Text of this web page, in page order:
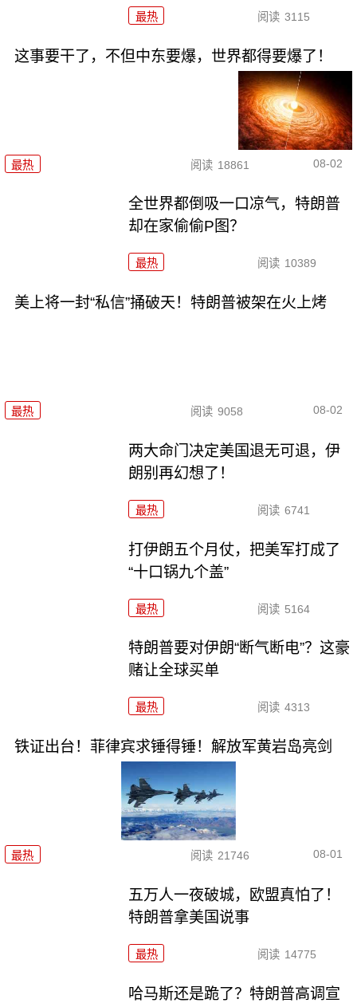
最热 阅读 3115
这事要干了，不但中东要爆，世界都得要爆了！
最热 阅读 18861 08-02
全世界都倒吸一口凉气，特朗普
却在家偷偷P图？
最热 阅读 10389
美上将一封“私信”捅破天！特朗普被架在火上烤
最热 阅读 9058 08-02
两大命门决定美国退无可退，伊
朗别再幻想了！
最热 阅读 6741
打伊朗五个月仗，把美军打成了
“十口锅九个盖”
最热 阅读 5164
特朗普要对伊朗“断气断电”？这豪
赌让全球买单
最热 阅读 4313
铁证出台！菲律宾求锤得锤！解放军黄岩岛亮剑
最热 阅读 21746 08-01
五万人一夜破城，欧盟真怕了！
特朗普拿美国说事
最热 阅读 14775
哈马斯还是跪了？特朗普高调宣